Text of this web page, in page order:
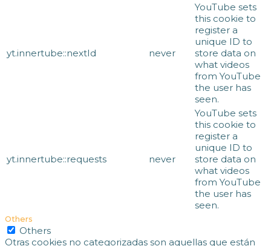
yt.innertube::nextId never
YouTube sets
this cookie to
register a
unique ID to
store data on
what videos
from YouTube
the user has
seen.
yt.innertube::requests never
YouTube sets
this cookie to
register a
unique ID to
store data on
what videos
from YouTube
the user has
seen.
Others
Others
Otras cookies no categorizadas son aquellas que están